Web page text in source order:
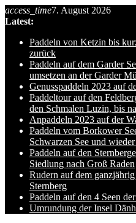
Skip
to
content
access_time7. August 2026
Latest:
Paddeln von Ketzin bis
zurück
Paddeln auf dem Garder
umsetzen an der Garder
Genusspaddeln 2023 auf
Paddeltour auf den
den Schmalen Luzin, bis
Anpaddeln 2023 auf der
Paddeln vom Borkower
Schwarzen See und
Paddeln auf den
Siedlung nach Groß Raden
Rudern auf dem
Sternberg
Paddeln auf den 4 Seen
Umrundung der Insel